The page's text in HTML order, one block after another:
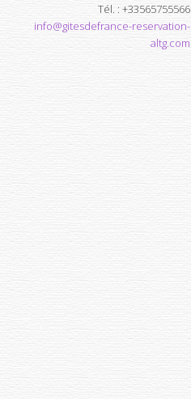
Tél. : +33565755566
info@gitesdefrance-reservation-
altg.com